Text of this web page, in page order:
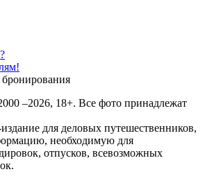
–2026, 18+. Все фото принадлежат
для деловых путешественников,
необходимую для
отпусков, всевозможных